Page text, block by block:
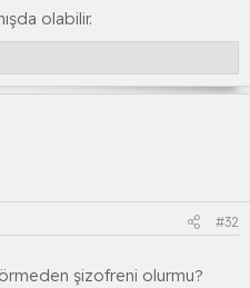
olabilir.
#32
şizofreni olurmu?